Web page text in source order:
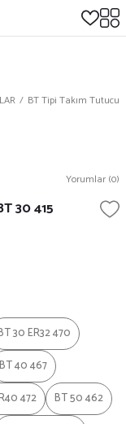
BT Tipi Takım Tutucu
Yorumlar (0)
30 415
30 ER32 470
BT 40 467
472
BT 50 462